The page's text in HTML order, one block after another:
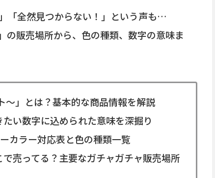
「全然見つからない！」という声も…
の販売場所から、色の種類、数字の意味ま
〜」とは？基本的な商品情報を解説
い数字に込められた意味を深掘り
カラー対応表と色の種類一覧
売ってる？主要なガチャガチャ販売場所